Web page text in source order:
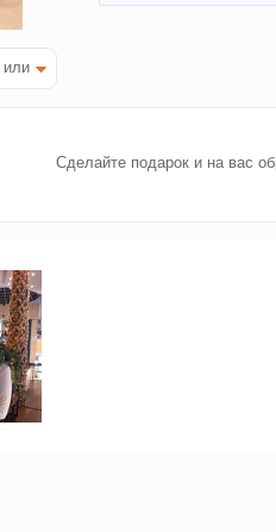
или
Сделайте подарок и на вас